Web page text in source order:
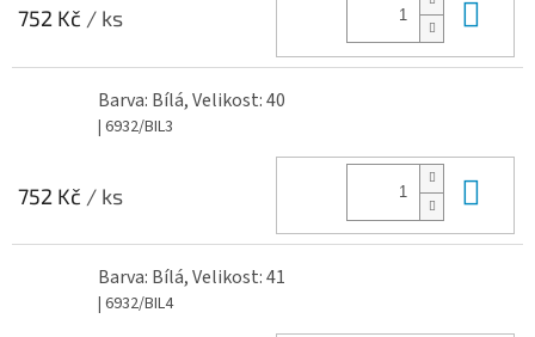
752 Kč / ks
Barva: Bílá, Velikost: 40
| 6932/BIL3
752 Kč / ks
Barva: Bílá, Velikost: 41
| 6932/BIL4